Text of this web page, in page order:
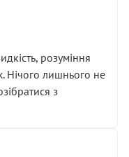
розуміння
Нічого лишнього не
з